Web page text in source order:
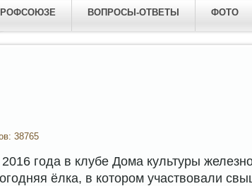
ВОПРОСЫ-ОТВЕТЫ ФОТО
38765
года в клубе Дома культуры
ёлка, в котором участвовали